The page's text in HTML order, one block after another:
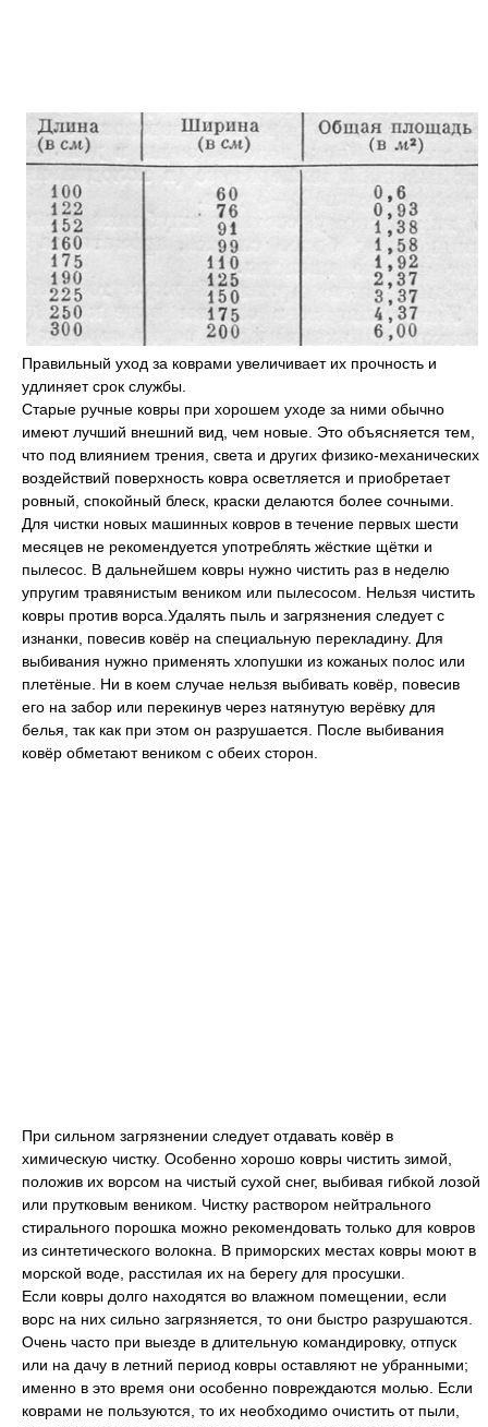
Правильный уход за коврами увеличивает их прочность и
удлиняет срок службы.
Старые ручные ковры при хорошем уходе за ними обычно
имеют лучший внешний вид, чем новые. Это объясняется тем,
что под влиянием трения, света и других физико-механических
воздействий поверхность ковра осветляется и приобретает
ровный, спокойный блеск, краски делаются более сочными.
Для чистки новых машинных ковров в течение первых шести
месяцев не рекомендуется употреблять жёсткие щётки и
пылесос. В дальнейшем ковры нужно чистить раз в неделю
упругим травянистым веником или пылесосом. Нельзя чистить
ковры против ворса.Удалять пыль и загрязнения следует с
изнанки, повесив ковёр на специальную перекладину. Для
выбивания нужно применять хлопушки из кожаных полос или
плетёные. Ни в коем случае нельзя выбивать ковёр, повесив
его на забор или перекинув через натянутую верёвку для
белья, так как при этом он разрушается. После выбивания
ковёр обметают веником с обеих сторон.
При сильном загрязнении следует отдавать ковёр в
химическую чистку. Особенно хорошо ковры чистить зимой,
положив их ворсом на чистый сухой снег, выбивая гибкой лозой
или прутковым веником. Чистку раствором нейтрального
стирального порошка можно рекомендовать только для ковров
из синтетического волокна. В приморских местах ковры моют в
морской воде, расстилая их на берегу для просушки.
Если ковры долго находятся во влажном помещении, если
ворс на них сильно загрязняется, то они быстро разрушаются.
Очень часто при выезде в длительную командировку, отпуск
или на дачу в летний период ковры оставляют не убранными;
именно в это время они особенно повреждаются молью. Если
коврами не пользуются, то их необходимо очистить от пыли,